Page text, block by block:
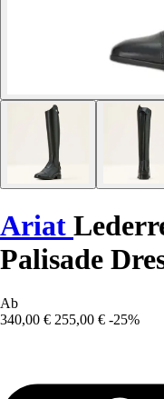
Ariat
Palisade
Ab
340,00 € 255,00 € -25%